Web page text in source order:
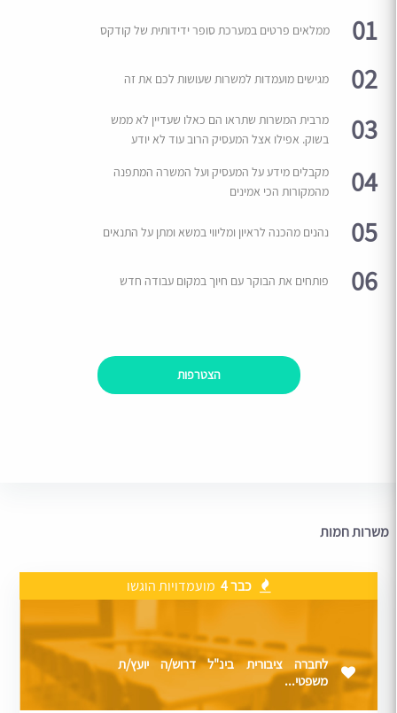
01 ממלאים פרטים במערכת סופר ידידותית של קודקס
02 מגישים מועמדות למשרות שעושות לכם את זה
03
מרבית המשרות שתראו הם כאלו שעדיין לא ממש
בשוק. אפילו אצל המעסיק הרוב עוד לא יודע
04
מקבלים מידע על המעסיק ועל המשרה המתפנה
מהמקורות הכי אמינים
05 נהנים מהכנה לראיון ומליווי במשא ומתן על התנאים
06 פותחים את הבוקר עם חיוך במקום עבודה חדש
הצטרפות
משרות חמות
כבר 4 מועמדויות הוגשו
לחברה ציבורית בינ"ל דרוש/ה יועץ/ת
משפטי...